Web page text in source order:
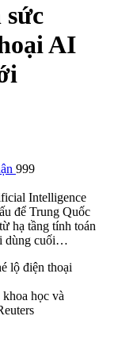
AI
999
Intelligence
để Trung Quốc
hạ tầng tính toán
dùng cuối…
học và